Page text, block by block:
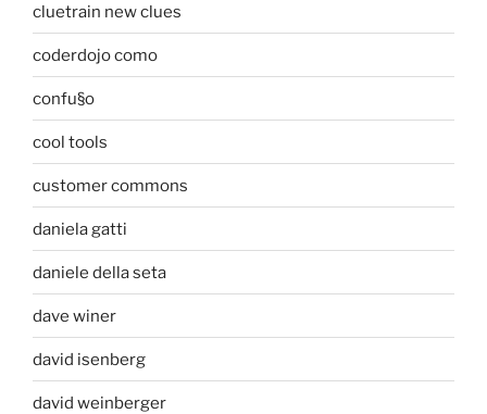
cluetrain new clues
coderdojo como
confu§o
cool tools
customer commons
daniela gatti
daniele della seta
dave winer
david isenberg
david weinberger